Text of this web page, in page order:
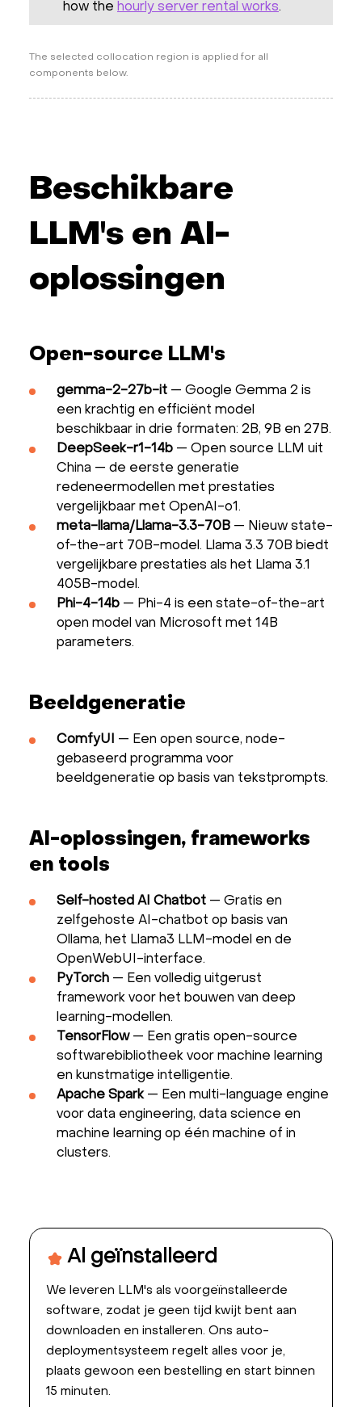
how the hourly server rental works.
The selected collocation region is applied for all
components below.
Beschikbare
LLM's en AI-
oplossingen
Open-source LLM's
gemma-2-27b-it — Google Gemma 2 is
een krachtig en efficiënt model
beschikbaar in drie formaten: 2B, 9B en 27B.
DeepSeek-r1-14b — Open source LLM uit
China — de eerste generatie
redeneermodellen met prestaties
vergelijkbaar met OpenAI-o1.
meta-llama/Llama-3.3-70B — Nieuw state-
of-the-art 70B-model. Llama 3.3 70B biedt
vergelijkbare prestaties als het Llama 3.1
405B-model.
Phi-4-14b — Phi-4 is een state-of-the-art
open model van Microsoft met 14B
parameters.
Beeldgeneratie
ComfyUI
— Een open source, node-
gebaseerd programma voor
beeldgeneratie op basis van tekstprompts.
AI-oplossingen, frameworks
en tools
Self-hosted AI Chatbot — Gratis en
zelfgehoste AI-chatbot op basis van
Ollama, het Llama3 LLM-model en de
OpenWebUI-interface.
PyTorch — Een volledig uitgerust
framework voor het bouwen van deep
learning-modellen.
TensorFlow— Een gratis open-source
softwarebibliotheek voor machine learning
en kunstmatige intelligentie.
Apache Spark— Een multi-language engine
voor data engineering, data science en
machine learning op één machine of in
clusters.
Al geïnstalleerd
We leveren LLM's als voorgeïnstalleerde
software, zodat je geen tijd kwijt bent aan
downloaden en installeren. Ons auto-
deploymentsysteem regelt alles voor je,
plaats gewoon een bestelling en start binnen
15 minuten.